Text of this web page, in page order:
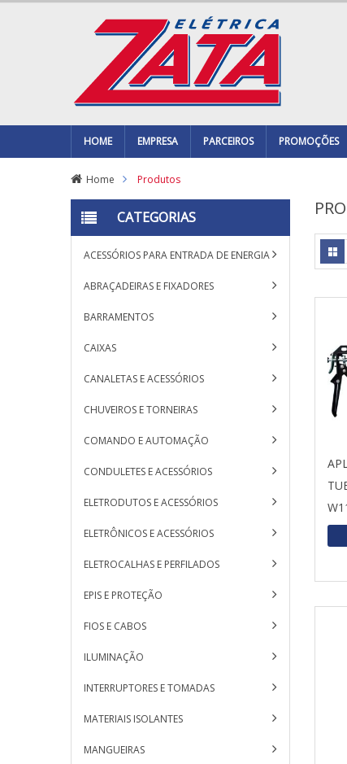
HOME EMPRESA PARCEIROS PROMOÇÕES
Home Produtos
CATEGORIAS
ACESSÓRIOS PARA ENTRADA DE ENERGIA
ABRAÇADEIRAS E FIXADORES
BARRAMENTOS
CAIXAS
CANALETAS E ACESSÓRIOS
CHUVEIROS E TORNEIRAS
COMANDO E AUTOMAÇÃO
CONDULETES E ACESSÓRIOS
ELETRODUTOS E ACESSÓRIOS
ELETRÔNICOS E ACESSÓRIOS
ELETROCALHAS E PERFILADOS
EPIS E PROTEÇÃO
FIOS E CABOS
ILUMINAÇÃO
INTERRUPTORES E TOMADAS
MATERIAIS ISOLANTES
MANGUEIRAS